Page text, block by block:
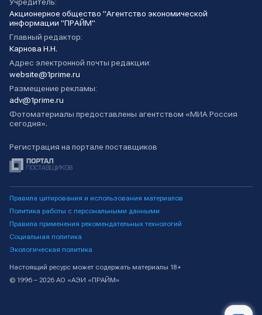
Акционерное общество "Агентство экономической
информации "ПРАЙМ"
Главный редактор:
Карнова Н.Н.
Адрес электронной почты редакции:
website@1prime.ru
Размещение рекламы:
adv@1prime.ru
Фотоматериалы предоставлены агентством «МИА Россия
сегодня».
Регистрация на портале поставщиков
Правила цитирования и использования материалов
Политика работы с персональными данными
Правила применения рекомендательных технологий
Социальная политика
Экологическая политика
Настоящий ресурс может содержать материалы 18+
© 1996 – 2026 АО «АЭИ «ПРАЙМ»